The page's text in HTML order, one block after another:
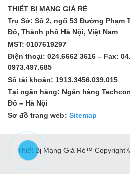
THIẾT BỊ MẠNG GIÁ RẺ
Trụ Sở: Số 2, ngõ 53 Đường Phạm
Đô, Thành phố Hà Nội, Việt Nam
MST: 0107619297
Điện thoại: 024.6662 3616 – Fax:
0973.497.685
Số tài khoản: 1913.3456.039.015
Tại ngân hàng: Ngân hàng
Đô – Hà Nội
Sơ đồ trang web: Sitemap
Thiết Bị Mạng Giá Rẻ™ Copyright